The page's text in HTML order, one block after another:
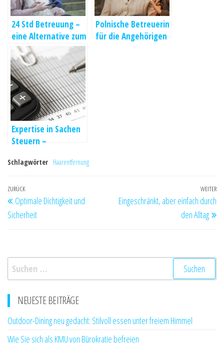
24 Std Betreuung –
eine Alternative zum
Pflegeheim
Polnische Betreuerin
für die Angehörigen
Expertise in Sachen
Steuern –
Verwaltung Ihrer
Schlagwörter Haarentfernung
Beitragsnavigation
Vorheriger
Beitrag
ZURÜCK
Optimale Dichtigkeit und
Sicherheit
WEITER
Eingeschränkt, aber einfach durch
den Alltag
Suchen
nach:
NEUESTE BEITRÄGE
Outdoor-Dining neu gedacht: Stilvoll essen unter freiem Himmel
Wie Sie sich als KMU von Bürokratie befreien